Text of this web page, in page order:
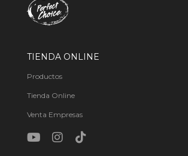
TIENDA ONLINE
Productos
Tienda Online
Venta Empresas